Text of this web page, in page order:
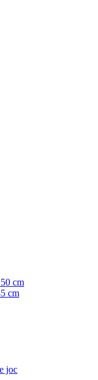
cm
cm
joc